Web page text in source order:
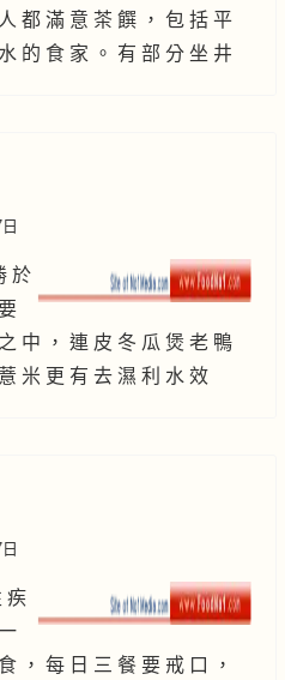
都 滿 意 茶 饌 ， 包 括 平
的 食 家 。 有 部 分 坐 井
於
中 ， 連 皮 冬 瓜 煲 老 鴨
米 更 有 去 濕 利 水 效
疾
， 每 日 三 餐 要 戒 口 ，